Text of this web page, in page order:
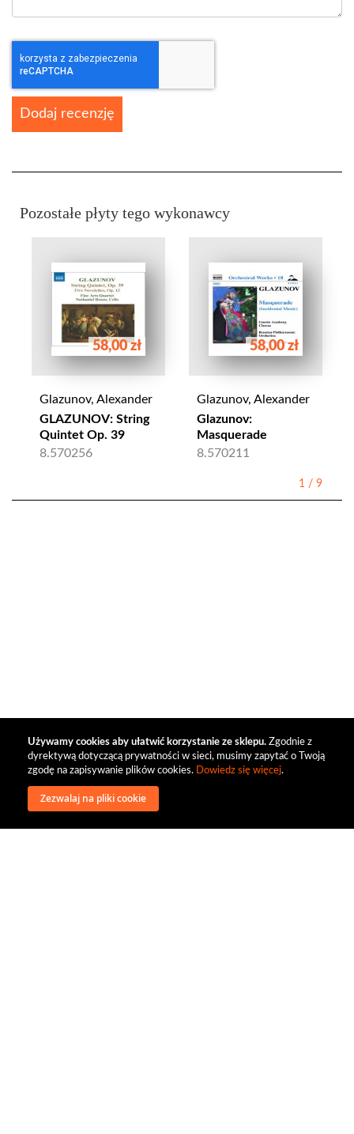
Używamy cookies aby ułatwić korzystanie ze sklepu. Zgodnie z
dyrektywą dotyczącą prywatności w sieci, musimy zapytać o Twoją
zgodę na zapisywanie plików cookies. Dowiedz się więcej.
Zezwalaj na pliki cookie
Dodaj recenzję
Pozostałe płyty tego wykonawcy
58,00 zł
Glazunov, Alexander
GLAZUNOV: String
Quintet Op. 39
8.570256
58,00 zł
Glazunov, Alexander
Glazunov:
Masquerade
8.570211
1 / 9